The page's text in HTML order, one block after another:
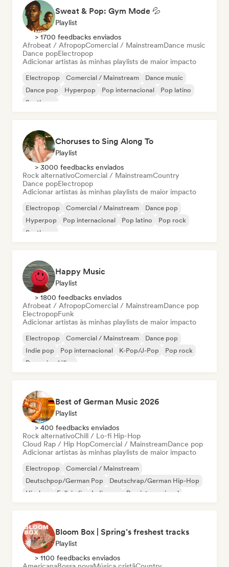
Sweat & Pop: Gym Mode 💦
Playlist
> 1700 feedbacks enviados
Afrobeat / AfropopComercial / MainstreamDance music
Dance popElectropop
Adicionar artistas às minhas playlists de maior impacto
Electropop Comercial / Mainstream
Dance music
Dance pop
Hyperpop Pop internacional
Pop latino
Synthpop
Choruses to Sing Along To
Playlist
> 3000 feedbacks enviados
Rock alternativoComercial / MainstreamCountry
Dance popElectropop
Adicionar artistas às minhas playlists de maior impacto
Electropop Comercial / Mainstream
Dance pop
Hyperpop
Pop internacional Pop latino
Pop rock
Synthpop
Happy Music
Playlist
> 1800 feedbacks enviados
Afrobeat / AfropopComercial / MainstreamDance pop
ElectropopFunk
Adicionar artistas às minhas playlists de maior impacto
Electropop Comercial / Mainstream
Dance pop
Indie pop
Pop internacional K-Pop/J-Pop
Pop rock
Pop psicodélico
Best of German Music 2026
Playlist
> 400 feedbacks enviados
Rock alternativoChill / Lo-fi Hip-Hop
Cloud Rap / Hip HopComercial / MainstreamDance pop
Adicionar artistas às minhas playlists de maior impacto
Electropop
Comercial / Mainstream
Deutschpop/German Pop
Deutschrap/German Hip-Hop
Hip-hop
Folk indie Indie pop Pop internacional
Bloom Box | Spring’s freshest tracks
Playlist
> 1100 feedbacks enviados